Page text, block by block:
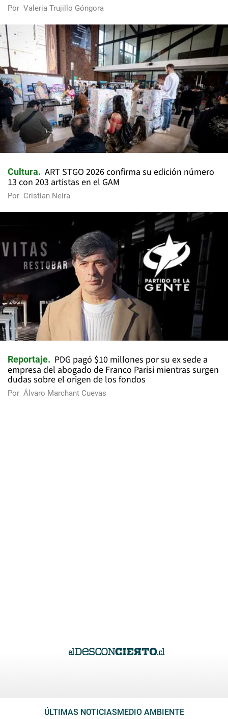
Por Valeria Trujillo Góngora
Cultura
ART STGO 2026 confirma su edición número
13 con 203 artistas en el GAM
Por Cristian Neira
Reportaje
PDG pagó $10 millones por su ex sede a
empresa del abogado de Franco Parisi mientras surgen
dudas sobre el origen de los fondos
Por Álvaro Marchant Cuevas
ÚLTIMAS NOTICIAS MEDIO AMBIENTE